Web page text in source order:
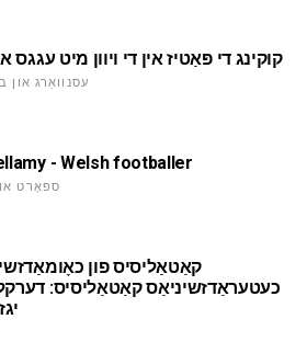
קוקינג די פּאַטיז אין די ויוון מיט עגגס
עסנוואַרג און
- Welsh footballer
ספּאָרט
קאַטאַליסיס פון
כעטעראַדזשיניאַס קאַטאַליסיס: